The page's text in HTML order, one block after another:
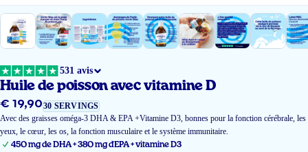
531 avis
Huile de poisson avec vitamine D
Prix
régulier
€ 19,9030 SERVINGS
Avec des graisses oméga-3 DHA & EPA +Vitamine D3, bonnes pour la fonction cérébrale, les
yeux, le cœur, les os, la fonction musculaire et le système immunitaire.
450 mg de DHA + 380 mg d'EPA + vitamine D3